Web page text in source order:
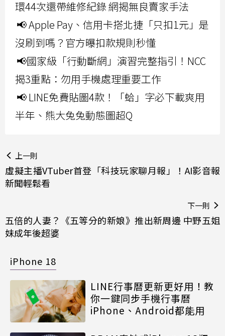
環44次還帶維修紀錄 網揭無良賣家手法
📢 Apple Pay、信用卡搭北捷「只扣1元」是
沒刷到嗎？官方曝扣款規則秒懂
📢國家級「行動斷網」演習完整指引！NCC
揭3重點：勿用手機處理重要工作
📢 LINE免費貼圖4款！「蛤」字必下載爽用
半年、熊大兔兔動態圖超Q
上一則
虛擬主播VTuber首登「科技玩家聊月報」！AI影音報
新聞輕鬆看
下一則
五倍的人妻？《五等分的新娘》推出新周邊 中野五姐
妹成年後超婆
iPhone 18
LINE行事曆更新更好用！教
你一鍵同步手機行事曆
iPhone、Android都能用